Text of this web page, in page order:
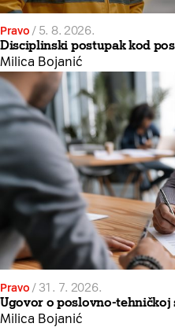
Pravo / 5. 8. 2026.
Disciplinski postupak kod
Milica Bojanić
Pravo / 31. 7. 2026.
Ugovor o poslovno-
Milica Bojanić